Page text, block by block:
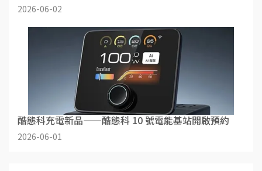
2026-06-02
酷態科充電新品——酷態科 10 號電能基站開啟預約
2026-06-01